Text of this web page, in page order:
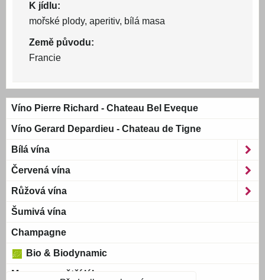
K jídlu:
mořské plody, aperitiv, bílá masa
Země původu:
Francie
Víno Pierre Richard - Chateau Bel Eveque
Víno Gerard Depardieu - Chateau de Tigne
Bílá vína
Červená vína
Růžová vína
Šumivá vína
Champagne
Bio & Biodynamic
Magnum a větší láhve